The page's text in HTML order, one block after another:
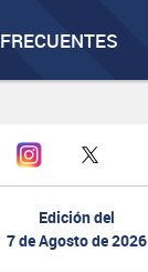
Edición del
7 de Agosto de 2026